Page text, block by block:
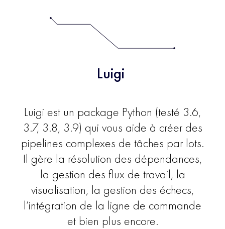
Luigi
Luigi est un package Python (testé 3.6,
3.7, 3.8, 3.9) qui vous aide à créer des
pipelines complexes de tâches par lots.
Il gère la résolution des dépendances,
la gestion des flux de travail, la
visualisation, la gestion des échecs,
l’intégration de la ligne de commande
et bien plus encore.